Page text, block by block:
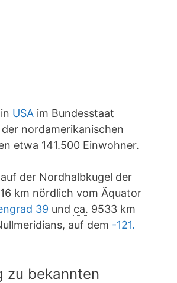
USA im Bundesstaat
nordamerikanischen
etwa 141.500 Einwohner.
der Nordhalbkugel der
km nördlich vom Äquator
39 und ca. 9533 km
auf dem -121.
zu bekannten